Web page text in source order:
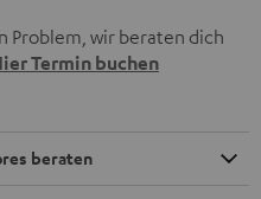
Problem, wir beraten dich
Termin buchen
beraten